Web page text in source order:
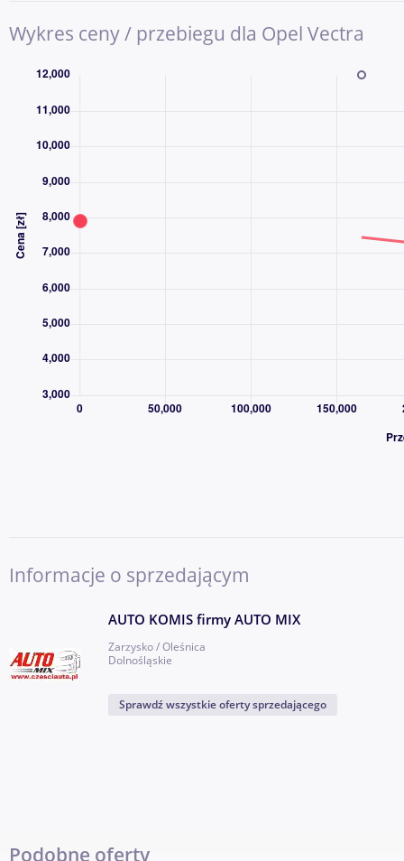
-kom pokl(spalanie itp)
-c zamek+pilot (kpl kluczy)
-el+el.skł+podg lusterka
-parktronic fabr PDC x2
Wykres ceny / przebiegu dla Opel Vectra
Informacje o sprzedającym
AUTO KOMIS firmy AUTO MIX
Zarzysko / Oleśnica
Dolnośląskie
Sprawdź wszystkie oferty sprzedającego
Podobne oferty